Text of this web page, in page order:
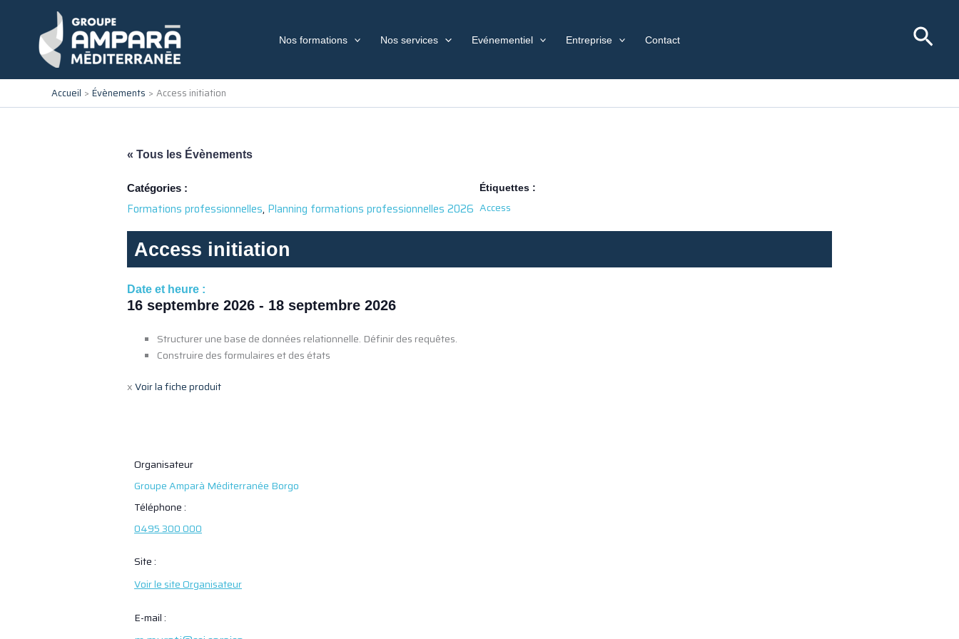
Nos formations Nos services Evénementiel Entreprise Contact
Accueil Évènements Access initiation
« Tous les Évènements
Catégories :
Formations professionnelles, Planning formations professionnelles 2026
Étiquettes :
Access
Access initiation
Date et heure :
16 septembre 2026 - 18 septembre 2026
Structurer une base de données relationnelle. Définir des requêtes.
Construire des formulaires et des états
xVoir la fiche produit
Organisateur
Groupe Amparà Méditerranée Borgo
Téléphone :
0495 300 000
Site :
Voir le site Organisateur
E-mail :